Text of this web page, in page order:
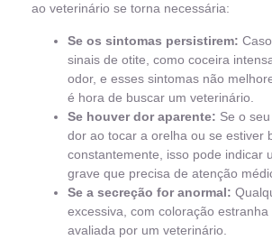
ao veterinário se torna necessária:
Se os sintomas persistirem:
sinais de otite, como coceira
odor, e esses sintomas não
é hora de buscar um veterinário.
Se houver dor aparente: Se o
dor ao tocar a orelha ou se estiver
constantemente, isso pode indicar
grave que precisa de atenção
Se a secreção for anormal:
excessiva, com coloração
avaliada por um veterinário.